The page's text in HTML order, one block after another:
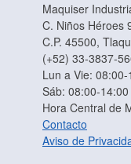
Maquiser
C. Niños Héroes
C.P. 45500,
(+52) 33-3837-
Lun a Vie: 08:00-
Sáb: 08:00-14:00
Hora Central de
Contacto
Aviso de